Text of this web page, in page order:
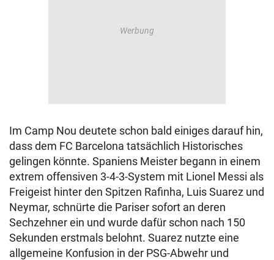
Im Camp Nou deutete schon bald einiges darauf hin,
dass dem FC Barcelona tatsächlich Historisches
gelingen könnte. Spaniens Meister begann in einem
extrem offensiven 3-4-3-System mit Lionel Messi als
Freigeist hinter den Spitzen Rafinha, Luis Suarez und
Neymar, schnürte die Pariser sofort an deren
Sechzehner ein und wurde dafür schon nach 150
Sekunden erstmals belohnt. Suarez nutzte eine
allgemeine Konfusion in der PSG-Abwehr und